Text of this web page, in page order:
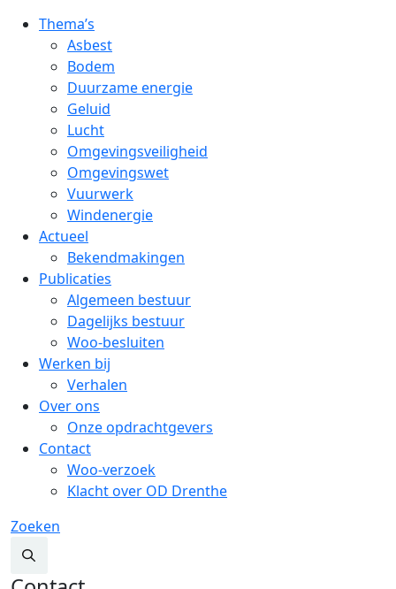
Thema’s
Asbest
Bodem
Duurzame energie
Geluid
Lucht
Omgevingsveiligheid
Omgevingswet
Vuurwerk
Windenergie
Actueel
Bekendmakingen
Publicaties
Algemeen bestuur
Dagelijks bestuur
Woo-besluiten
Werken bij
Verhalen
Over ons
Onze opdrachtgevers
Contact
Woo-verzoek
Klacht over OD Drenthe
Zoeken